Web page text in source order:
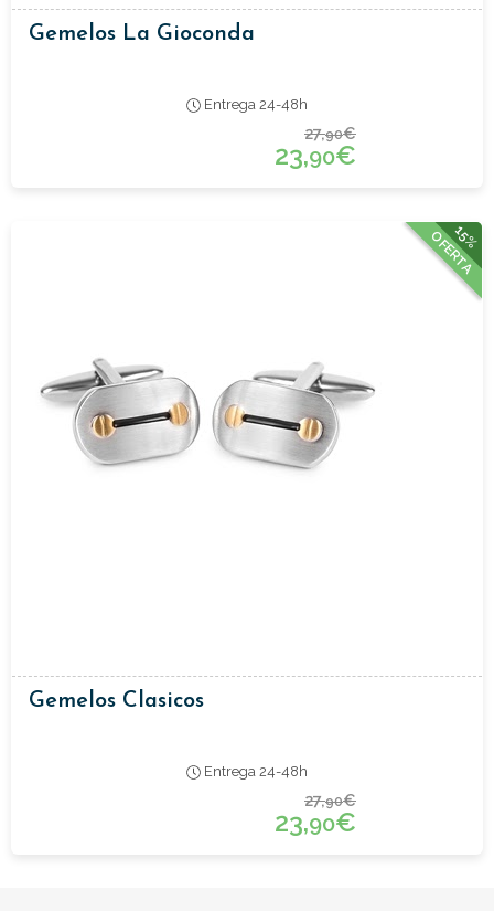
Gemelos La Gioconda
Entrega 24-48h
27,90€
23,90€
15%
OFERTA
Gemelos Clasicos
Entrega 24-48h
27,90€
23,90€